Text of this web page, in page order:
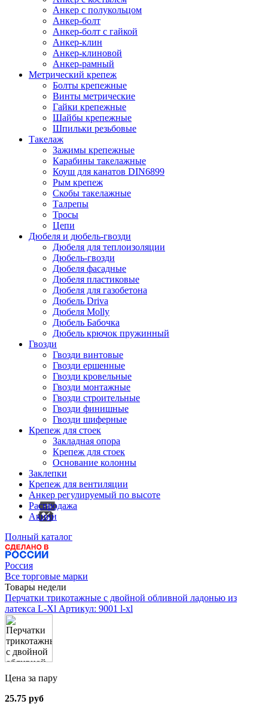
Анкер с полукольцом
Анкер-болт
Анкер-болт с гайкой
Анкер-клин
Анкер-клиновой
Анкер-рамный
Метрический крепеж
Болты крепежные
Винты метрические
Гайки крепежные
Шайбы крепежные
Шпильки резьбовые
Такелаж
Зажимы крепежные
Карабины такелажные
Коуш для канатов DIN6899
Рым крепеж
Скобы такелажные
Талрепы
Тросы
Цепи
Дюбеля и дюбель-гвозди
Дюбеля для теплоизоляции
Дюбель-гвозди
Дюбеля фасадные
Дюбеля пластиковые
Дюбеля для газобетона
Дюбель Driva
Дюбеля Molly
Дюбель Бабочка
Дюбель крючок пружинный
Гвозди
Гвозди винтовые
Гвозди ершенные
Гвозди кровельные
Гвозди монтажные
Гвозди строительные
Гвозди финишные
Гвозди шиферные
Крепеж для стоек
Закладная опора
Крепеж для стоек
Основание колонны
Заклепки
Крепеж для вентиляции
Анкер регулируемый по высоте
Распродажа
Акции
Полный каталог
Россия
Все торговые марки
Товары недели
Перчатки трикотажные с двойной обливной ладонью из
латекса L-Xl Артикул: 9001 l-xl
Цена за пару
25.75 руб